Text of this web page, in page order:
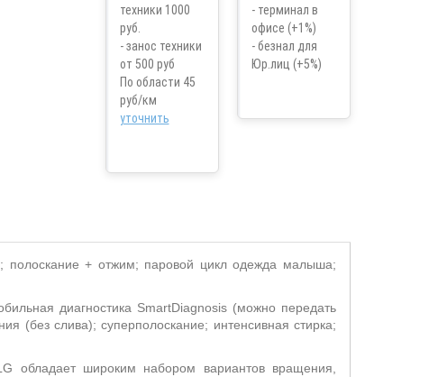
техники 1000
руб.
- занос техники
от 500 руб
По области 45
руб/км
уточнить
- терминал в
офисе (+1%)
- безнал для
Юр.лиц (+5%)
полоскание + отжим; паровой цикл одежда малыша;
диагностика SmartDiagnosis (можно передать
(без слива); суперполоскание; интенсивная стирка;
обладает широким набором вариантов вращения,